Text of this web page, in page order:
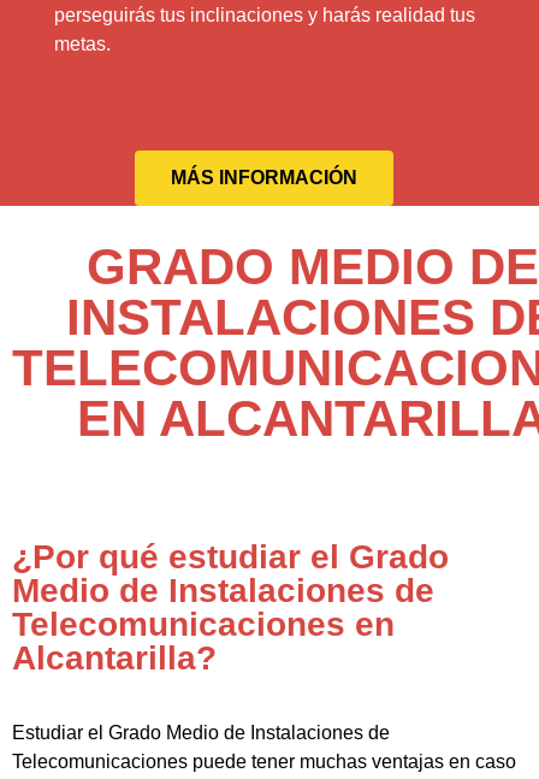
perseguirás tus inclinaciones y harás realidad tus
metas.
MÁS INFORMACIÓN
GRADO MEDIO DE
INSTALACIONES
EN
¿Por qué estudiar el Grado
Medio de Instalaciones de
Telecomunicaciones en
Alcantarilla?
Estudiar el Grado Medio de Instalaciones de
Telecomunicaciones puede tener muchas ventajas en caso